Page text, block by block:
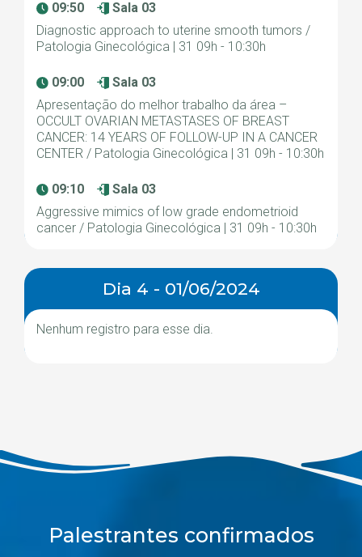
09:50
Sala 03
Diagnostic approach to uterine smooth tumors /
Patologia Ginecológica | 31 09h - 10:30h
09:00
Sala 03
Apresentação do melhor trabalho da área –
OCCULT OVARIAN METASTASES OF BREAST
CANCER: 14 YEARS OF FOLLOW-UP IN A CANCER
CENTER / Patologia Ginecológica | 31 09h - 10:30h
09:10
Sala 03
Aggressive mimics of low grade endometrioid
cancer / Patologia Ginecológica | 31 09h - 10:30h
Dia 4 - 01/06/2024
Nenhum registro para esse dia.
Palestrantes confirmados